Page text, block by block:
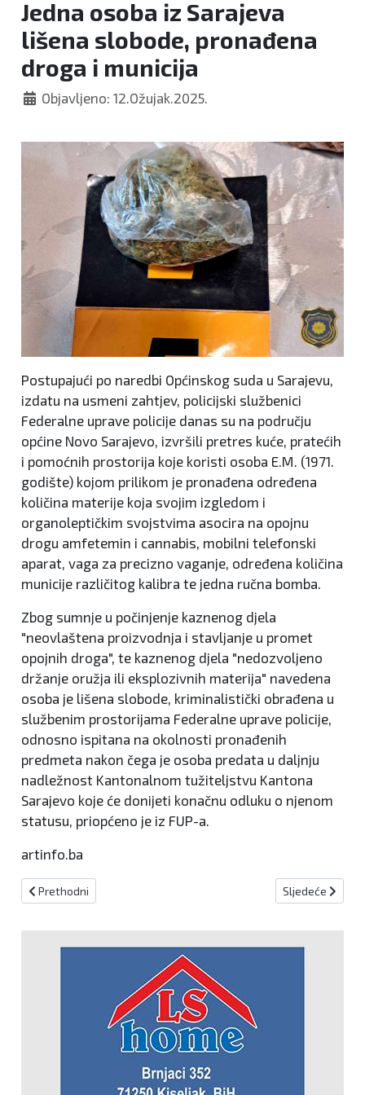
Jedna osoba iz Sarajeva
lišena slobode, pronađena
droga i municija
Objavljeno: 12.Ožujak.2025.
Postupajući po naredbi Općinskog suda u Sarajevu,
izdatu na usmeni zahtjev, policijski službenici
Federalne uprave policije danas su na području
općine Novo Sarajevo, izvršili pretres kuće, pratećih
i pomoćnih prostorija koje koristi osoba E.M. (1971.
godište) kojom prilikom je pronađena određena
količina materije koja svojim izgledom i
organoleptičkim svojstvima asocira na opojnu
drogu amfetemin i cannabis, mobilni telefonski
aparat, vaga za precizno vaganje, određena količina
municije različitog kalibra te jedna ručna bomba.
Zbog sumnje u počinjenje kaznenog djela
"neovlaštena proizvodnja i stavljanje u promet
opojnih droga", te kaznenog djela "nedozvoljeno
držanje oružja ili eksplozivnih materija" navedena
osoba je lišena slobode, kriminalistički obrađena u
službenim prostorijama Federalne uprave policije,
odnosno ispitana na okolnosti pronađenih
predmeta nakon čega je osoba predata u daljnju
nadležnost Kantonalnom tužiteljstvu Kantona
Sarajevo koje će donijeti konačnu odluku o njenom
statusu, priopćeno je iz FUP-a.
artinfo.ba
Prethodni članak: Planirana gradnja Islamskog centra u
Prethodni Sljedeći
Sljedeće